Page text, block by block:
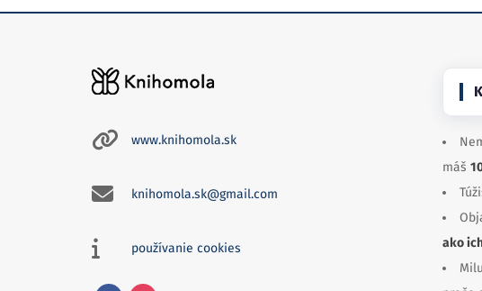
www.knihomola.sk
knihomola.sk@gmail.com
používanie cookies
máš
ako